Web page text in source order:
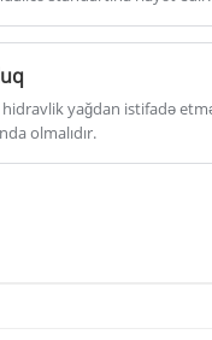
yağdan istifadə
olmalıdır.